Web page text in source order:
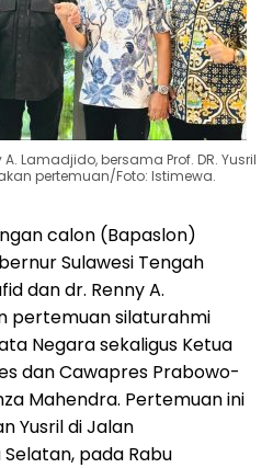
Lamadjido, bersama Prof. DR. Yusril
pertemuan/Foto: Istimewa.
calon (Bapaslon)
Sulawesi Tengah
dan dr. Renny A.
pertemuan silaturahmi
Negara sekaligus Ketua
dan Cawapres Prabowo-
Mahendra. Pertemuan ini
Yusril di Jalan
pada Rabu